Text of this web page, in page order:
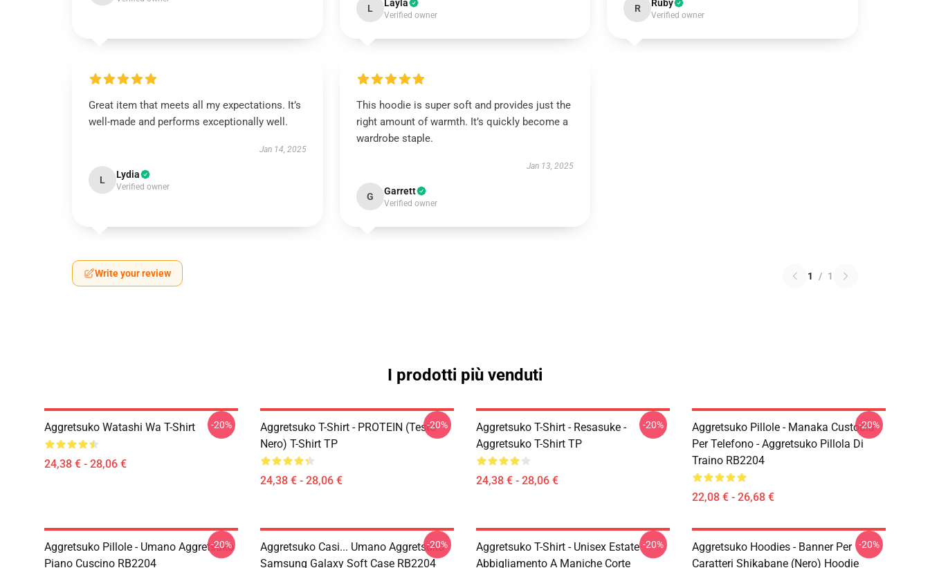
L Layla
Verified owner
R Ruby
Verified owner
Great item that meets all my expectations. It’s
well-made and performs exceptionally well.
Jan 14, 2025
L Lydia
Verified owner
This hoodie is super soft and provides just the
right amount of warmth. It’s quickly become a
wardrobe staple.
Jan 13, 2025
G Garrett
Verified owner
Write your review 1 / 1
I prodotti più venduti
Aggretsuko Watashi Wa T-Shirt
24,38 € - 28,06 €
-20%
Aggretsuko T-Shirt - PROTEIN (testo
Nero) T-Shirt TP
24,38 € - 28,06 €
-20%
Aggretsuko T-Shirt - Resasuke -
Aggretsuko T-Shirt TP
24,38 € - 28,06 €
-20%
Aggretsuko Pillole - Manaka Custodia
Per Telefono - Aggretsuko Pillola Di
Traino RB2204
22,08 € - 26,68 €
-20%
Aggretsuko Pillole - Umano Aggretsuko
Piano Cuscino RB2204
-20%
Aggretsuko Casi... Umano Aggretsuko
Samsung Galaxy Soft Case RB2204
-20%
Aggretsuko T-Shirt - Unisex Estate
Abbigliamento A Maniche Corte
-20%
Aggretsuko Hoodies - Banner Per
Caratteri Shikabane (nero) Hoodie
-20%